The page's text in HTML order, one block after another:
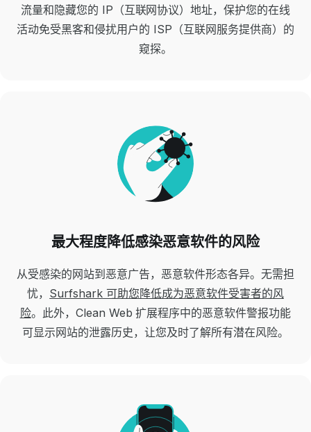
流量和隐藏您的 IP（互联网协议）地址，保护您的在线
活动免受黑客和侵扰用户的 ISP（互联网服务提供商）的
窥探。
最大程度降低感染恶意软件的风险
从受感染的网站到恶意广告，恶意软件形态各异。无需担
忧， Surfshark 可助您降低成为恶意软件受害者的风
险。此外，Clean Web 扩展程序中的恶意软件警报功能
可显示网站的泄露历史，让您及时了解所有潜在风险。